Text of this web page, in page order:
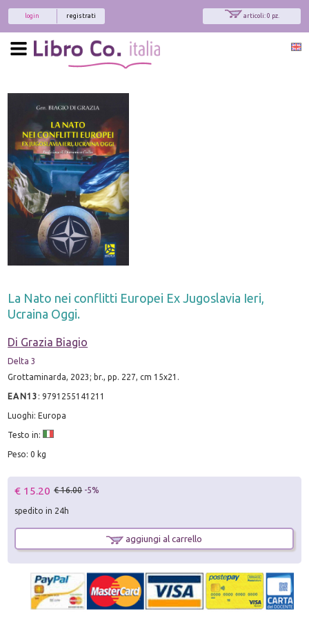
articoli: 0 pz.
registrati
login
La Nato nei conflitti Europei Ex Jugoslavia Ieri,
Ucraina Oggi.
Di Grazia Biagio
Delta 3
Grottaminarda, 2023; br., pp. 227, cm 15x21.
EAN13 :9791255141211
Luoghi: Europa
Testo in:
Peso: 0 kg
€ 15.20 € 16.00 -5%
spedito in 24h
aggiungi al carrello